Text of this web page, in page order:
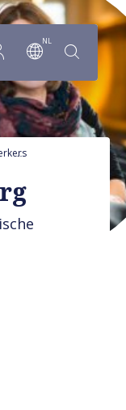
NL
Ronelle